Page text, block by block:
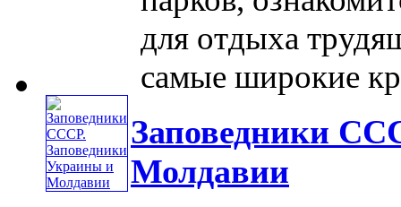
для отдыха
самые широкие
Заповедники
Молдавии